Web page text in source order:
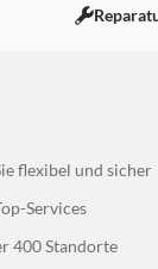
flexibel und sicher
Services
400 Standorte